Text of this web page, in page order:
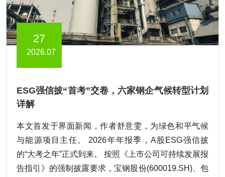
27
2026.07
ESG强信披“首考”交卷，六家钢企气候转型计划
详解
本文首发于界面新闻，作者舒意雯，为绿色和平气候
与能源项目主任。 2026年年报季，A股ESG强信披
的“大考之年”正式到来。 按照《上市公司可持续发展报
告指引》的强制披露要求，宝钢股份(600019.SH)、包